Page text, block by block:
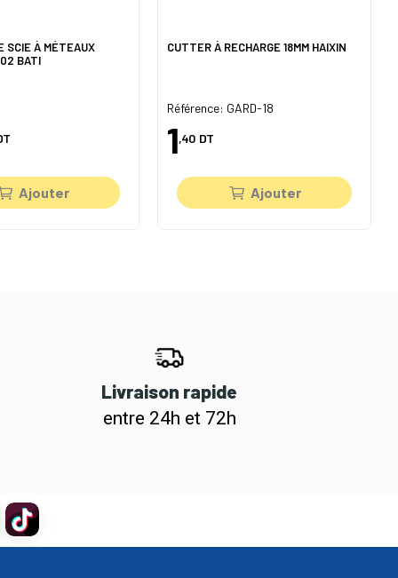
SCIE À MÉTEAUX
BATI
Ajouter
CUTTER À RECHARGE 18MM HAIXIN
Référence: GARD-18
1,40 DT
Ajouter
Livraison rapide
entre 24h et 72h